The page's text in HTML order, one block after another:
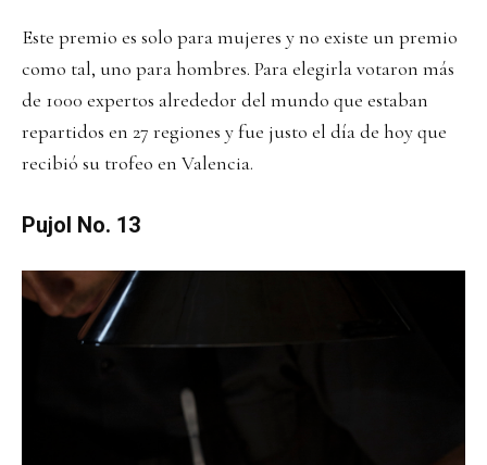
Este premio es solo para mujeres y no existe un premio
como tal, uno para hombres. Para elegirla votaron más
de 1000 expertos alrededor del mundo que estaban
repartidos en 27 regiones y fue justo el día de hoy que
recibió su trofeo en Valencia.
Pujol No. 13